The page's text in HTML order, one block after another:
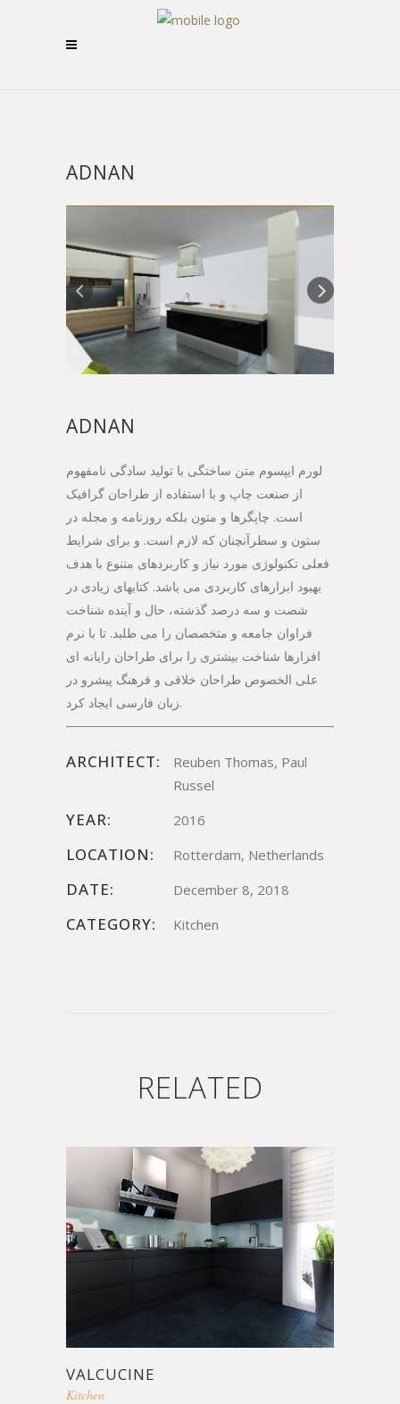
ADNAN
ADNAN
لورم ایپسوم متن ساختگی با تولید سادگی نامفهوم
از صنعت چاپ و با استفاده از طراحان گرافیک
است. چاپگرها و متون بلکه روزنامه و مجله در
ستون و سطرآنچنان که لازم است. و برای شرایط
فعلی تکنولوژی مورد نیاز و کاربردهای متنوع با هدف
بهبود ابزارهای کاربردی می باشد. کتابهای زیادی در
شصت و سه درصد گذشته، حال و آینده شناخت
فراوان جامعه و متخصصان را می طلبد. تا با نرم
افزارها شناخت بیشتری را برای طراحان رایانه ای
علی الخصوص طراحان خلاقی و فرهنگ پیشرو در
زبان فارسی ایجاد کرد.
ARCHITECT:
Reuben Thomas, Paul
Russel
YEAR: 2016
LOCATION: Rotterdam, Netherlands
DATE: December 8, 2018
CATEGORY: Kitchen
RELATED
VALCUCINE
Kitchen